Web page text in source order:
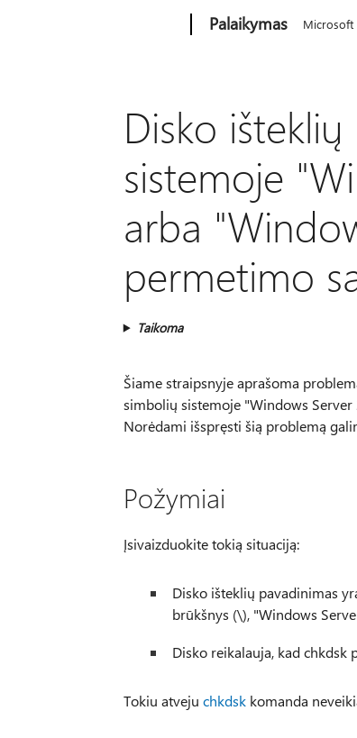
Palaikymas Microsoft
Disko
sistemoje
arba
permetimo
Taikoma
Šiame straipsnyje aprašoma
simbolių sistemoje "Windows
Norėdami išspręsti šią problemą
Požymiai
Įsivaizduokite tokią situaciją:
Disko išteklių pavadinimas
brūkšnys (\), "Windows
Disko reikalauja, kad chkdsk
Tokiu atveju chkdskkomanda